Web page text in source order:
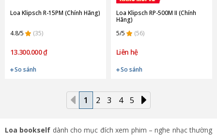
Loa Klipsch R-15PM (Chính Hãng)
4.8/5 (35)
13.300.000 ₫
So sánh
Loa Klipsch RP-500M II (Chính
Hãng)
5/5
(56)
Liên hệ
So sánh
1 2 3 4 5
Loa bookself dành cho mục đích xem phim – nghe nhạc thường